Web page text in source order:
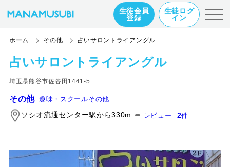
生徒会員
登録
生徒ログ
イン
ホーム その他 占いサロントライアングル
占いサロントライアングル
埼玉県熊谷市佐谷田1441-5
その他 趣味・スクールその他
ソシオ流通センター駅から330m レビュー 2件